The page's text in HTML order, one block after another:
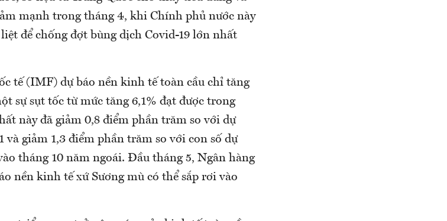
mạnh trong tháng 4, khi Chính phủ nước này
để chống đợt bùng dịch Covid-19 lớn nhất
tế (IMF) dự báo nền kinh tế toàn cầu chỉ tăng
sự sụt tốc từ mức tăng 6,1% đạt được trong
này đã giảm 0,8 điểm phần trăm so với dự
và giảm 1,3 điểm phần trăm so với con số dự
tháng 10 năm ngoái. Đầu tháng 5, Ngân hàng
nền kinh tế xứ Sương mù có thể sắp rơi vào